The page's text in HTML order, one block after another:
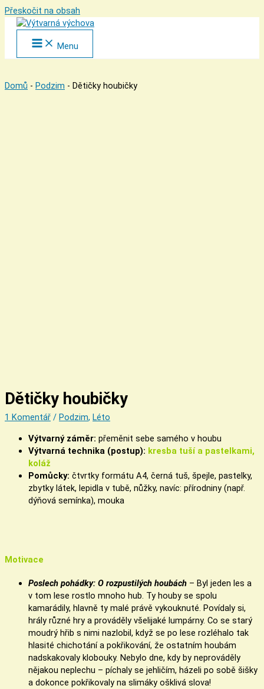
Přeskočit na obsah
Menu
Domů - Podzim - Dětičky houbičky
Dětičky houbičky
1 Komentář / Podzim, Léto
Výtvarný záměr: přeměnit sebe samého v houbu
Výtvarná technika (postup): kresba tuší a pastelkami,
koláž
Pomůcky: čtvrtky formátu A4, černá tuš, špejle, pastelky,
zbytky látek, lepidla v tubě, nůžky, navíc: přírodniny (např.
dýňová semínka), mouka
Motivace
Poslech pohádky: O rozpustilých houbách – Byl jeden les a
v tom lese rostlo mnoho hub. Ty houby se spolu
kamarádily, hlavně ty malé právě vykouknuté. Povídaly si,
hrály různé hry a prováděly všelijaké lumpárny. Co se starý
moudrý hřib s nimi nazlobil, když se po lese rozléhalo tak
hlasité chichotání a pokřikování, že ostatním houbám
nadskakovaly klobouky. Nebylo dne, kdy by neprováděly
nějakou neplechu – píchaly se jehličím, házeli po sobě šišky
a dokonce pokřikovaly na slimáky ošklivá slova!